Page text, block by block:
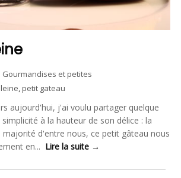
Gourmandises et petites
,petit gateau
aujourd'hui, j'ai voulu partager quelque
à la hauteur de son délice : la
majorité d'entre nous, ce petit gâteau nous
en... Lire la suite →